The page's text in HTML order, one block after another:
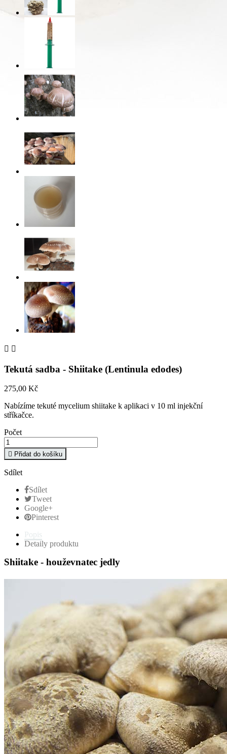
 
Tekutá sadba - Shiitake (Lentinula edodes)
275,00 Kč
Nabízíme tekuté mycelium shiitake k aplikaci v 10 ml injekční
stříkačce.
Počet
 Přidat do košíku
Sdílet
Sdílet
Tweet
Google+
Pinterest
Popis
Detaily produktu
Shiitake - houževnatec jedly